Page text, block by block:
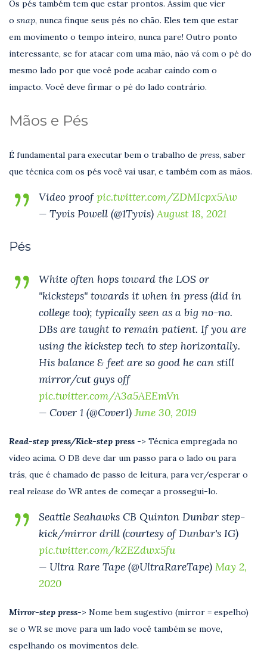
Os pés também tem que estar prontos. Assim que vier
o snap, nunca finque seus pés no chão. Eles tem que estar
em movimento o tempo inteiro, nunca pare! Outro ponto
interessante, se for atacar com uma mão, não vá com o pé do
mesmo lado por que você pode acabar caindo com o
impacto. Você deve firmar o pé do lado contrário.
Mãos e Pés
É fundamental para executar bem o trabalho de press, saber
que técnica com os pés você vai usar, e também com as mãos.
Video proofpic.twitter.com/ZDMIcpx5Aw
— Tyvis Powell (@1Tyvis)August 18, 2021
Pés
White often hops toward the LOS or
"kicksteps" towards it when in press (did in
college too); typically seen as a big no-no.
DBs are taught to remain patient. If you are
using the kickstep tech to step horizontally.
His balance & feet are so good he can still
mirror/cut guys off
pic.twitter.com/A3a5AEEmVn
— Cover 1 (@Cover1)June 30, 2019
Read-step press/Kick-step press -> Técnica empregada no
vídeo acima. O DB deve dar um passo para o lado ou para
trás, que é chamado de passo de leitura, para ver/esperar o
real release do WR antes de começar a prossegui-lo.
Seattle Seahawks CB Quinton Dunbar step-
kick/mirror drill (courtesy of Dunbar's IG)
pic.twitter.com/kZEZdwx5fu
— Ultra Rare Tape (@UltraRareTape) May 2,
2020
Mirror-step press-> Nome bem sugestivo (mirror = espelho)
se o WR se move para um lado você também se move,
espelhando os movimentos dele.